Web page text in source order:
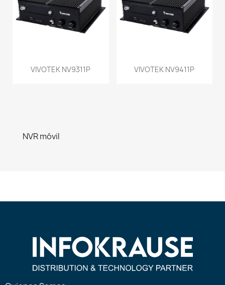
VIVOTEK NV9311P VIVOTEK NV9411P
NVR móvil